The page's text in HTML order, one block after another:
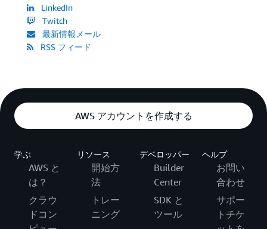
LinkedIn
Twitch
最新情報メール
RSS フィード
AWS アカウントを作成する
学ぶ
AWS と
は？
クラウ
ドコン
リソース
開始方
法
トレー
ニング
デベロッパー
Builder
Center
SDK と
ツール
ヘルプ
お問い
合わせ
サポー
トチケ